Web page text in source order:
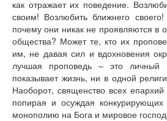
как отражает их поведение.
своим! Возлюбить ближнего
почему они никак не проявляются в
общества? Может те, кто их
им, не давая сил и вдохновения
лучшая проповедь – это
показывает жизнь, ни в одной
Наоборот, священство всех
попирая и осуждая
монополию на Бога и мировое